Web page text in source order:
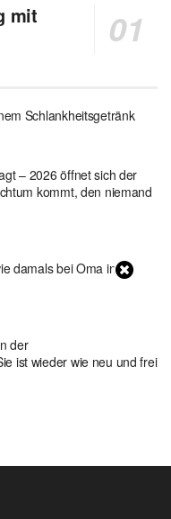
mit
Schlankheitsgetränk
– 2026 öffnet sich der
kommt, den niemand
damals bei Oma in 1
der
ist wieder wie neu und frei